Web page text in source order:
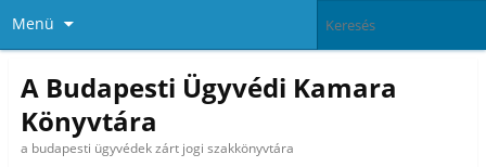
Menü
A Budapesti Ügyvédi Kamara
Könyvtára
a budapesti ügyvédek zárt jogi szakkönyvtára